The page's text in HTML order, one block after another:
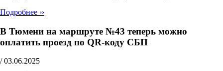
Подробнее ››
В Тюмени на маршруте №43 теперь можно
оплатить проезд по QR-коду СБП
/ 03.06.2025